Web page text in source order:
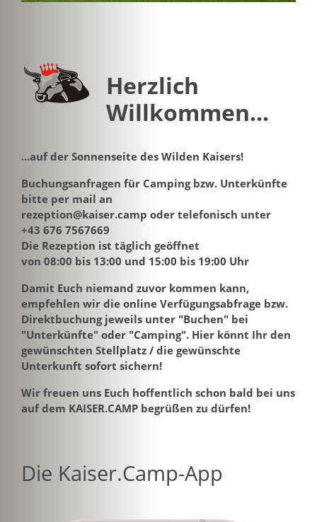
Herzlich
Willkommen...
...auf der Sonnenseite des Wilden Kaisers!
Buchungsanfragen für Camping bzw. Unterkünfte
bitte per mail an
rezeption@kaiser.camp oder telefonisch unter
+43 676 7567669
Die Rezeption ist täglich geöffnet
von 08:00 bis 13:00 und 15:00 bis 19:00 Uhr
Damit Euch niemand zuvor kommen kann,
empfehlen wir die online Verfügungsabfrage bzw.
Direktbuchung jeweils unter "Buchen" bei
"Unterkünfte" oder "Camping". Hier könnt Ihr den
gewünschten Stellplatz / die gewünschte
Unterkunft sofort sichern!
Wir freuen uns Euch hoffentlich schon bald bei uns
auf dem KAISER.CAMP begrüßen zu dürfen!
Die Kaiser.Camp-App